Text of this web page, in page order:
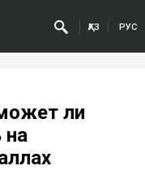
ҚАЗ РУС
ли
на